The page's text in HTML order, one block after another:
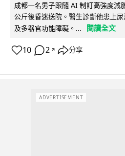
成都一名男子跟隨 AI 制訂高強度減
公斤後昏迷送院。醫生診斷他患上
及多器官功能障礙。...
閱讀全文
10 2 ↗ 分享
ADVERTISEMENT